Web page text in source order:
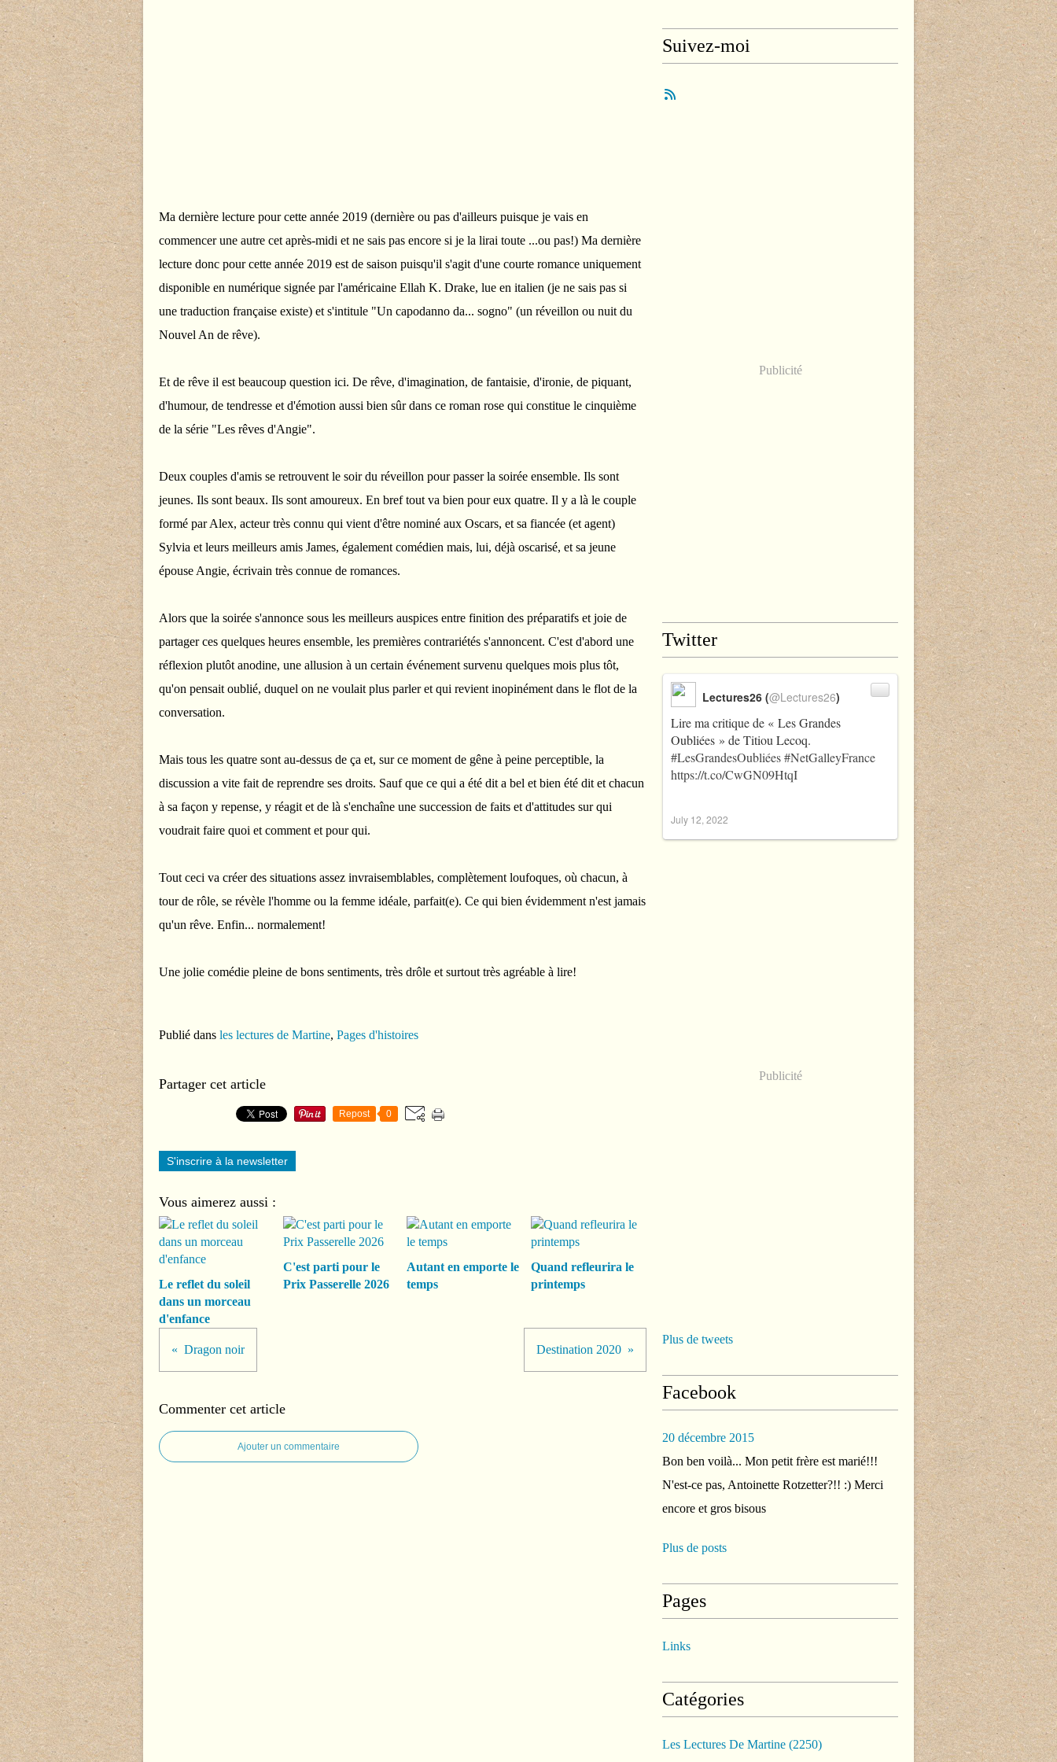
Ma dernière lecture pour cette année 2019 (dernière ou pas d'ailleurs puisque je vais en
commencer une autre cet après-midi et ne sais pas encore si je la lirai toute ...ou pas!) Ma dernière
lecture donc pour cette année 2019 est de saison puisqu'il s'agit d'une courte romance uniquement
disponible en numérique signée par l'américaine Ellah K. Drake, lue en italien (je ne sais pas si
une traduction française existe) et s'intitule "Un capodanno da... sogno" (un réveillon ou nuit du
Nouvel An de rêve).
Et de rêve il est beaucoup question ici. De rêve, d'imagination, de fantaisie, d'ironie, de piquant,
d'humour, de tendresse et d'émotion aussi bien sûr dans ce roman rose qui constitue le cinquième
de la série "Les rêves d'Angie".
Deux couples d'amis se retrouvent le soir du réveillon pour passer la soirée ensemble. Ils sont
jeunes. Ils sont beaux. Ils sont amoureux. En bref tout va bien pour eux quatre. Il y a là le couple
formé par Alex, acteur très connu qui vient d'être nominé aux Oscars, et sa fiancée (et agent)
Sylvia et leurs meilleurs amis James, également comédien mais, lui, déjà oscarisé, et sa jeune
épouse Angie, écrivain très connue de romances.
Alors que la soirée s'annonce sous les meilleurs auspices entre finition des préparatifs et joie de
partager ces quelques heures ensemble, les premières contrariétés s'annoncent. C'est d'abord une
réflexion plutôt anodine, une allusion à un certain événement survenu quelques mois plus tôt,
qu'on pensait oublié, duquel on ne voulait plus parler et qui revient inopinément dans le flot de la
conversation.
Mais tous les quatre sont au-dessus de ça et, sur ce moment de gêne à peine perceptible, la
discussion a vite fait de reprendre ses droits. Sauf que ce qui a été dit a bel et bien été dit et chacun
à sa façon y repense, y réagit et de là s'enchaîne une succession de faits et d'attitudes sur qui
voudrait faire quoi et comment et pour qui.
Tout ceci va créer des situations assez invraisemblables, complètement loufoques, où chacun, à
tour de rôle, se révèle l'homme ou la femme idéale, parfait(e). Ce qui bien évidemment n'est jamais
qu'un rêve. Enfin... normalement!
Une jolie comédie pleine de bons sentiments, très drôle et surtout très agréable à lire!
Publié dans les lectures de Martine, Pages d'histoires
Partager cet article
Repost 0
S'inscrire à la newsletter
Vous aimerez aussi :
Le reflet du soleil
dans un morceau
d'enfance
C'est parti pour le
Prix Passerelle 2026
Autant en emporte le
temps
Quand refleurira le
printemps
Dragon noir Destination 2020
Commenter cet article
Ajouter un commentaire
Suivez-moi
Publicité
Twitter
Lire ma critique de « Les Grandes
Oubliées » de Titiou Lecoq.
#LesGrandesOubliées#NetGalleyFrance
https://t.co/CwGN09HtqI
Lectures26 (@Lectures26)
July 12, 2022
Publicité
Plus de tweets
Facebook
20 décembre 2015
Bon ben voilà... Mon petit frère est marié!!!
N'est-ce pas, Antoinette Rotzetter?!! :) Merci
encore et gros bisous
Plus de posts
Pages
Links
Catégories
Les Lectures De Martine (2250)